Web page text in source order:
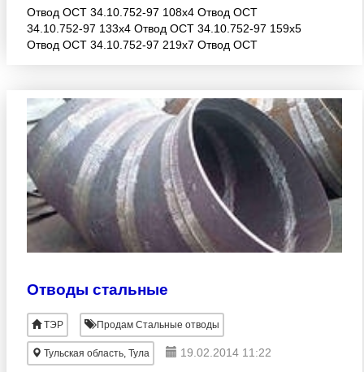
Отвод ОСТ 34.10.752-97 108х4 Отвод ОСТ
34.10.752-97 133х4 Отвод ОСТ 34.10.752-97 159х5
Отвод ОСТ 34.10.752-97 219х7 Отвод ОСТ
Отводы стальные
ТЭР Продам Стальные отводы
Тульская область, Тула
19.02.2014 11:22